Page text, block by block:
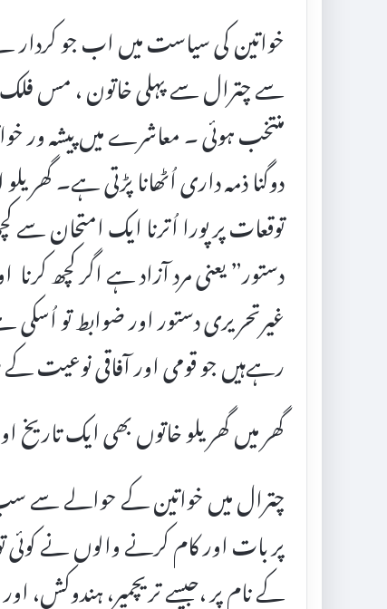
خواتین کی سیاست میں اب جو
سے چترال سے پہلی خاتون ، مس فلک
منتخب ہوئی ۔ معاشرے میں پیشہ ور
دوگنا ذمہ داری اُٹھانا پڑتی ہے۔
توقعات پر پورا اُترنا ایک امتحان
دستور” یعنی مرد آزاد ہے اگر کچھ
غیرتحریری دستور اور ضوابط تو
رہےہیں جو قومی اور آفاقی نوعیت
گھر میں گھریلو خاتوں بھی ایک تاریخ
چترال میں خواتین کے حوالے سے
پر بات اور کام کرنے والوں نے کوئی
کے نام پر ،جیسے تریچمیر، ہندوکش،